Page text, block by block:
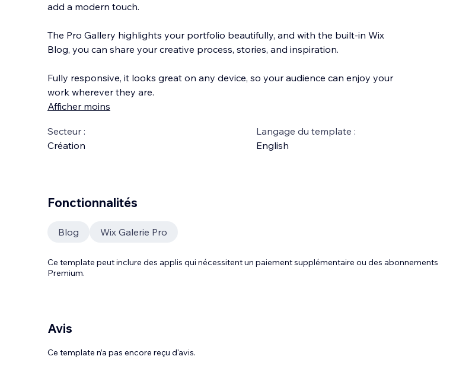
add a modern touch.
The Pro Gallery highlights your portfolio beautifully, and with the built-in Wix
Blog, you can share your creative process, stories, and inspiration.
Fully responsive, it looks great on any device, so your audience can enjoy your
work wherever they are.
Afficher moins
Secteur :
Création
Langage du template :
English
Fonctionnalités
Blog Wix Galerie Pro
Ce template peut inclure des applis qui nécessitent un paiement supplémentaire ou des abonnements
Premium.
Avis
Ce template n’a pas encore reçu d'avis.